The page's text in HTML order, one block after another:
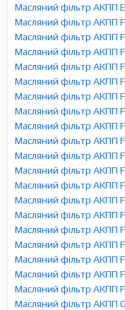
Масляний фільтр АКПП
Масляний фільтр АКПП
Масляний фільтр АКПП
Масляний фільтр АКПП
Масляний фільтр АКПП
Масляний фільтр АКПП
Масляний фільтр АКПП
Масляний фільтр АКПП
Масляний фільтр АКПП
Масляний фільтр АКПП
Масляний фільтр АКПП
Масляний фільтр АКПП
Масляний фільтр АКПП
Масляний фільтр АКПП
Масляний фільтр АКПП
Масляний фільтр АКПП
Масляний фільтр АКПП
Масляний фільтр АКПП
Масляний фільтр АКПП
Масляний фільтр АКПП
Масляний фільтр АКПП